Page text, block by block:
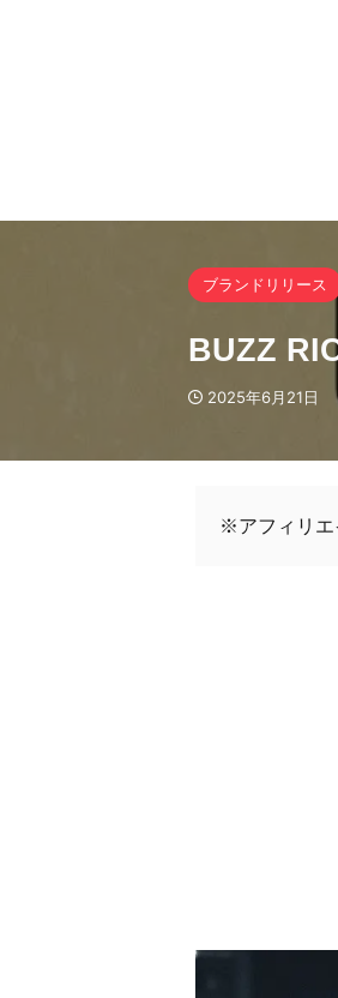
ブランドリリース
BUZZ
2025年6月21日
※アフィリエ